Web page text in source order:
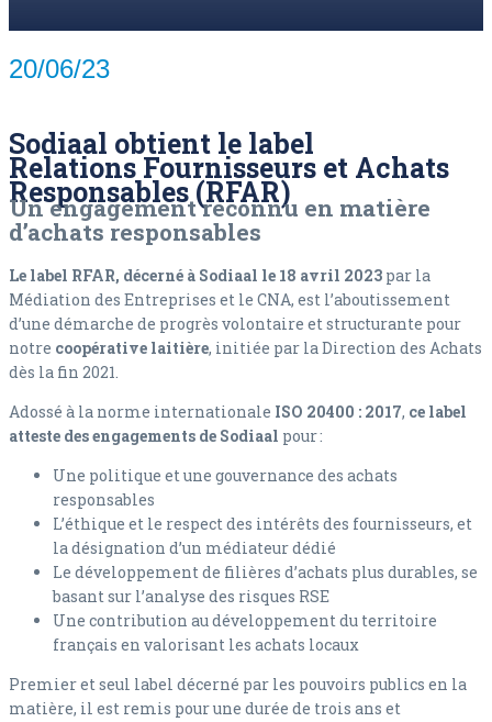
20/06/23
Sodiaal obtient le label
Relations Fournisseurs et Achats
Responsables (RFAR)
Un engagement reconnu en matière
d’achats responsables
Le label RFAR, décerné à Sodiaal le 18 avril 2023 par la
Médiation des Entreprises et le CNA, est l’aboutissement
d’une démarche de progrès volontaire et structurante pour
notre coopérative laitière, initiée par la Direction des Achats
dès la fin 2021.
Adossé à la norme internationale ISO 20400 : 2017, ce label
atteste des engagements de Sodiaal pour :
Une politique et une gouvernance des achats
responsables
L’éthique et le respect des intérêts des fournisseurs, et
la désignation d’un médiateur dédié
Le développement de filières d’achats plus durables, se
basant sur l’analyse des risques RSE
Une contribution au développement du territoire
français en valorisant les achats locaux
Premier et seul label décerné par les pouvoirs publics en la
matière, il est remis pour une durée de trois ans et